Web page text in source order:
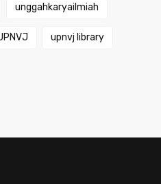
unggahkaryailmiah
upnvj library